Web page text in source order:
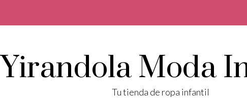
Yirandola Moda
Tu tienda de ropa infantil